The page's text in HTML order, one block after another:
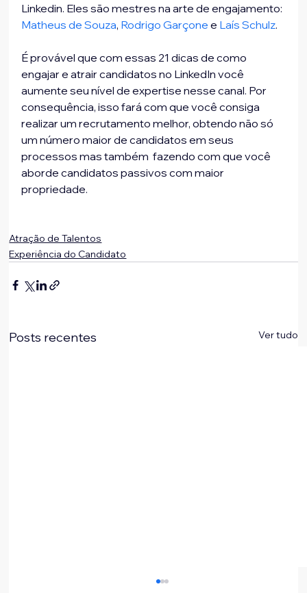
Linkedin. Eles são mestres na arte de engajamento:
Matheus de Souza, Rodrigo Garçone e Laís Schulz.
É provável que com essas 21 dicas de como
engajar e atrair candidatos no LinkedIn você
aumente seu nível de expertise nesse canal. Por
consequência, isso fará com que você consiga
realizar um recrutamento melhor, obtendo não só
um número maior de candidatos em seus
processos mas também  fazendo com que você
aborde candidatos passivos com maior
propriedade.
Atração de Talentos
Experiência do Candidato
Posts recentes Ver tudo